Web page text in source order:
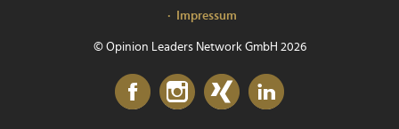
Impressum
© Opinion Leaders Network GmbH 2026